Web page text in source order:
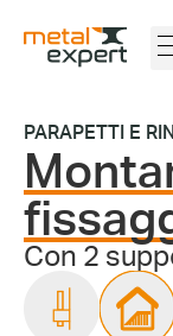
PARAPETTI E
Con 2